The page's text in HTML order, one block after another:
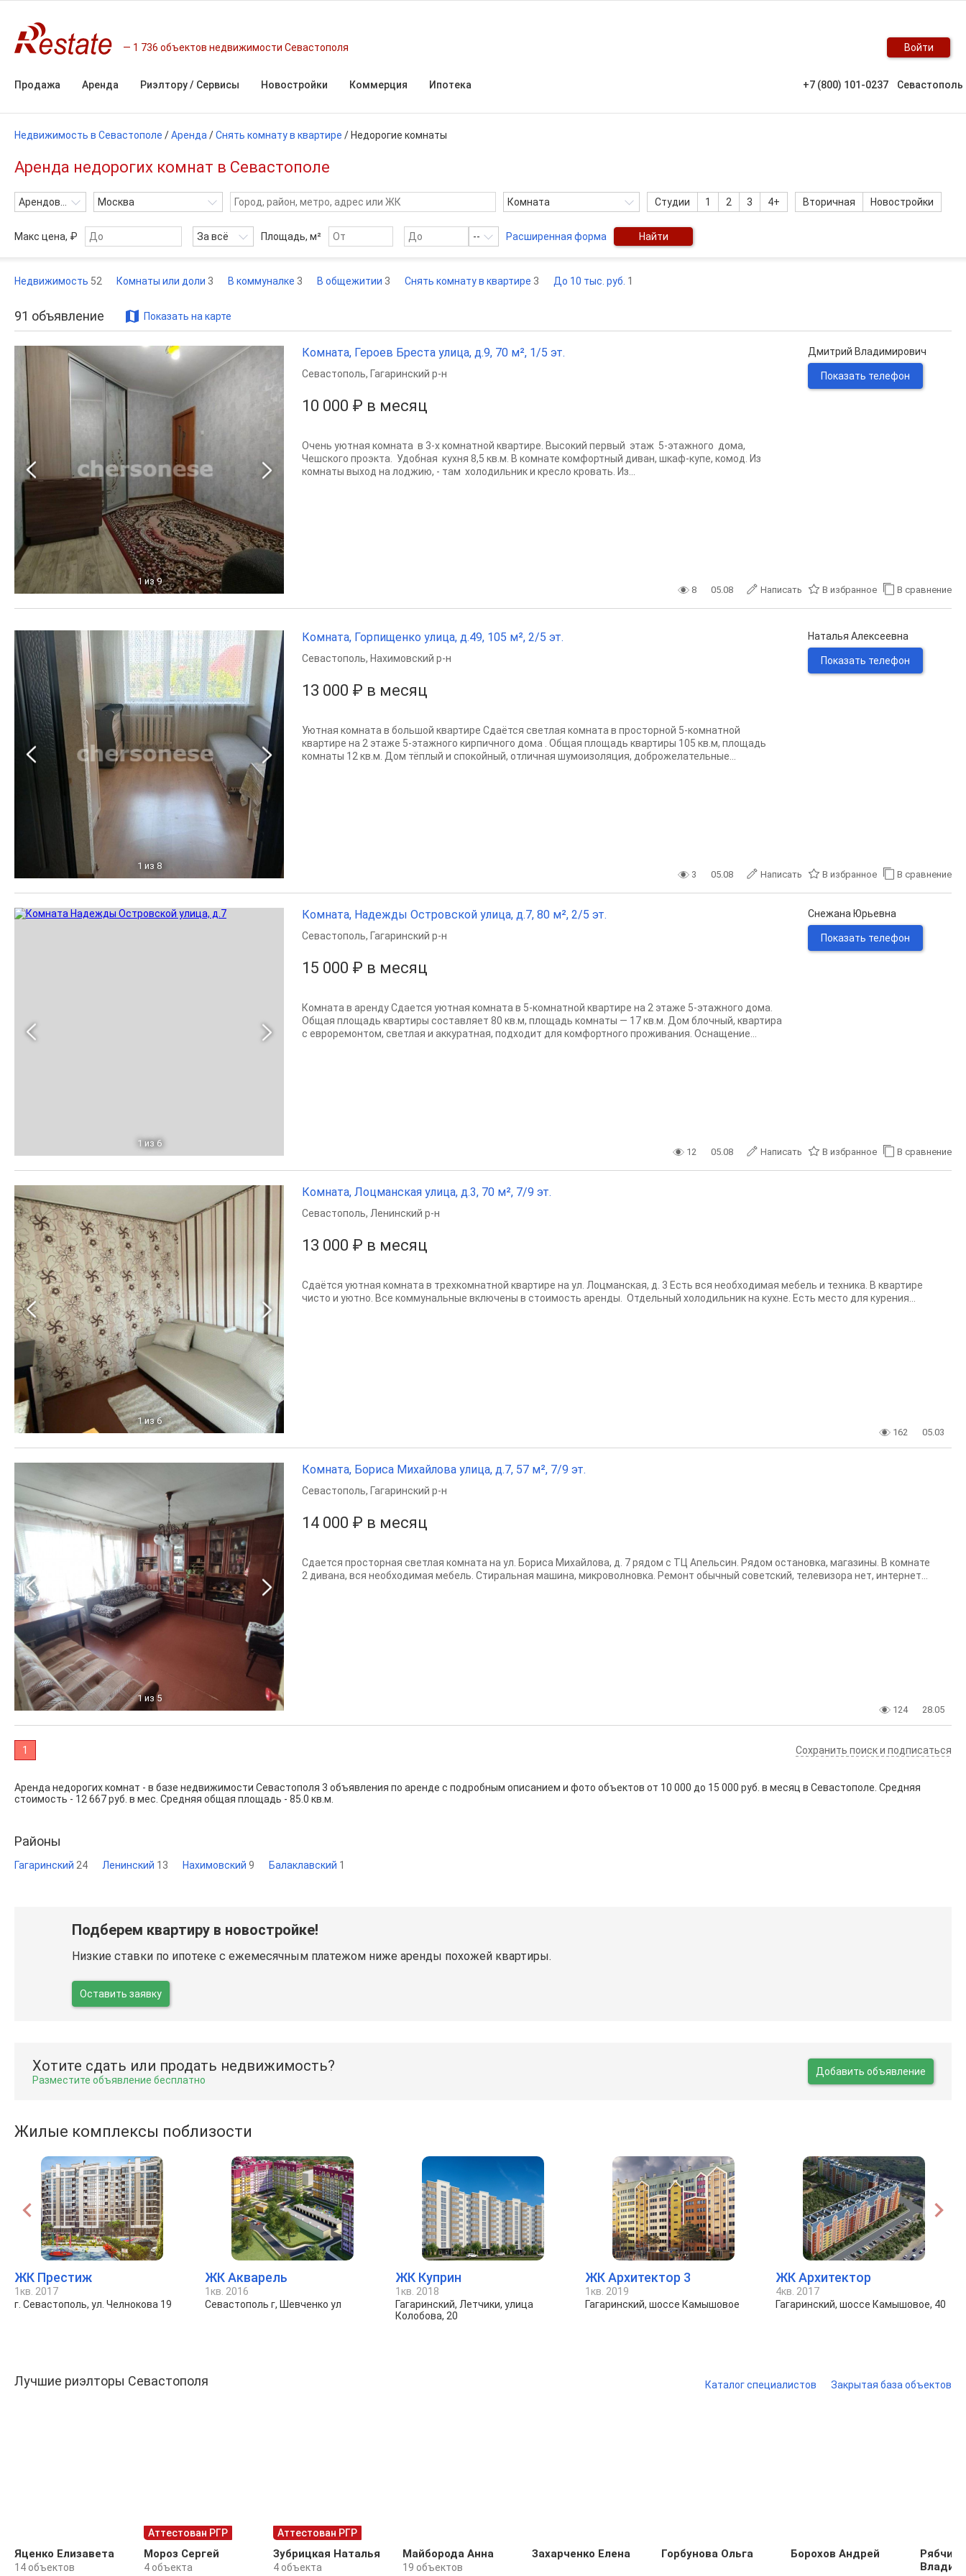
1 736 объектов недвижимости Севастополя Войти
Продажа Аренда Риэлтору / Сервисы Новостройки Коммерция Ипотека +7 (800) 101-0237 Севастополь
Недвижимость в Севастополе /Аренда /Снять комнату в квартире / Недорогие комнаты
Аренда недорогих комнат в Севастополе
Арендовать Москва Комната Студии 1 2 3 4+ Вторичная Новостройки
Макс цена, ₽ За всё Площадь, м² -- Расширенная форма Найти
Недвижимость 52 Комнаты или доли 3 В коммуналке 3 В общежитии 3 Снять комнату в квартире 3 До 10 тыс. руб. 1
91 объявление Показать на карте
1 из 9
Комната, Героев Бреста улица, д.9, 70 м², 1/5 эт.
10 000 ₽ в месяц
Севастополь, Гагаринский р-н
Очень уютная комната в 3-х комнатной квартире. Высокий первый этаж 5-этажного дома,
Чешского проэкта. Удобная кухня 8,5 кв.м. В комнате комфортный диван, шкаф-купе, комод. Из
комнаты выход на лоджию, - там холодильник и кресло кровать. Из...
Дмитрий Владимирович
Показать телефон
8 05.08 Написать В избранное В сравнение
1 из 8
Комната, Горпищенко улица, д.49, 105 м², 2/5 эт.
13 000 ₽ в месяц
Севастополь, Нахимовский р-н
Уютная комната в большой квартире Сдаётся светлая комната в просторной 5-комнатной
квартире на 2 этаже 5-этажного кирпичного дома . Общая площадь квартиры 105 кв.м, площадь
комнаты 12 кв.м. Дом тёплый и спокойный, отличная шумоизоляция, доброжелательные...
Наталья Алексеевна
Показать телефон
3 05.08 Написать В избранное В сравнение
1 из 6
Комната, Надежды Островской улица, д.7, 80 м², 2/5 эт.
15 000 ₽ в месяц
Севастополь, Гагаринский р-н
Комната в аренду Сдается уютная комната в 5-комнатной квартире на 2 этаже 5-этажного дома.
Общая площадь квартиры составляет 80 кв.м, площадь комнаты — 17 кв.м. Дом блочный, квартира
с евроремонтом, светлая и аккуратная, подходит для комфортного проживания. Оснащение...
Снежана Юрьевна
Показать телефон
12 05.08 Написать В избранное В сравнение
1 из 6
Комната, Лоцманская улица, д.3, 70 м², 7/9 эт.
13 000 ₽ в месяц
Севастополь, Ленинский р-н
Сдаётся уютная комната в трехкомнатной квартире на ул. Лоцманская, д. 3 Есть вся необходимая мебель и техника. В квартире
чисто и уютно. Все коммунальные включены в стоимость аренды. Отдельный холодильник на кухне. Есть место для курения...
162 05.03
1 из 5
Комната, Бориса Михайлова улица, д.7, 57 м², 7/9 эт.
14 000 ₽ в месяц
Севастополь, Гагаринский р-н
Сдается просторная светлая комната на ул. Бориса Михайлова, д. 7 рядом с ТЦ Апельсин. Рядом остановка, магазины. В комнате
2 дивана, вся необходимая мебель. Стиральная машина, микроволновка. Ремонт обычный советский, телевизора нет, интернет...
124 28.05
1 Сохранить поиск и подписаться
Аренда недорогих комнат - в базе недвижимости Севастополя 3 объявления по аренде с подробным описанием и фото объектов от 10 000 до 15 000 руб. в месяц в Севастополе. Средняя
стоимость - 12 667 руб. в мес. Средняя общая площадь - 85.0 кв.м.
Районы
Гагаринский 24 Ленинский 13 Нахимовский 9 Балаклавский 1
Подберем квартиру в новостройке!
Низкие ставки по ипотеке с ежемесячным платежом ниже аренды похожей квартиры.
Оставить заявку
Хотите сдать или продать недвижимость?
Разместите объявление бесплатно
Добавить объявление
Жилые комплексы поблизости
ЖК Престиж
1кв. 2017
г. Севастополь, ул. Челнокова 19
ЖК Акварель
1кв. 2016
Севастополь г, Шевченко ул
ЖК Куприн
1кв. 2018
Гагаринский, Летчики, улица
Колобова, 20
ЖК Архитектор 3
1кв. 2019
Гагаринский, шоссе Камышовое
ЖК Архитектор
4кв. 2017
Гагаринский, шоссе Камышовое, 40
Лучшие риэлторы Севастополя Каталог специалистов Закрытая база объектов
Яценко Елизавета
14 объектов
Аттестован РГР
Мороз Сергей
4 объекта
Аттестован РГР
Зубрицкая Наталья
4 объекта
Майборода Анна
19 объектов
Захарченко Елена Горбунова Ольга Борохов Андрей